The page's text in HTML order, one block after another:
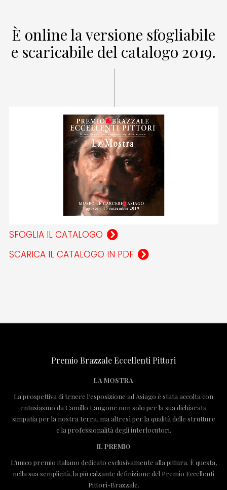
È online la versione sfogliabile
e scaricabile del catalogo 2019.
SFOGLIA IL CATALOGO
SCARICA IL CATALOGO IN PDF
Premio Brazzale Eccellenti Pittori
LA MOSTRA
La prospettiva di tenere l’esposizione ad Asiago è stata accolta con
entusiasmo da Camillo Langone non solo per la sua dichiarata
simpatia per la nostra terra, ma altresì per la qualità delle strutture
e la professionalità degli interlocutori.
IL PREMIO
L’unico premio italiano dedicato esclusivamente alla pittura. È questa,
nella sua semplicità, la più calzante definizione del Premio Eccellenti
Pittori-Brazzale.